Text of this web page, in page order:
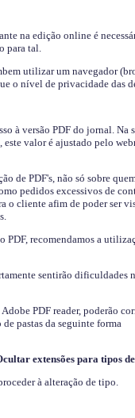
na edição online é
para tal.
utilizar um navegador
o nível de privacidade das
à versão PDF do jornal. Na
, este valor é ajustado pelo
de PDF's, não só sobre
pedidos excessivos de
o cliente afim de poder ser
recomendamos a
sentirão dificuldades
PDF reader, poderão
pastas da seguinte forma
extensões para tipos
à alteração de tipo.